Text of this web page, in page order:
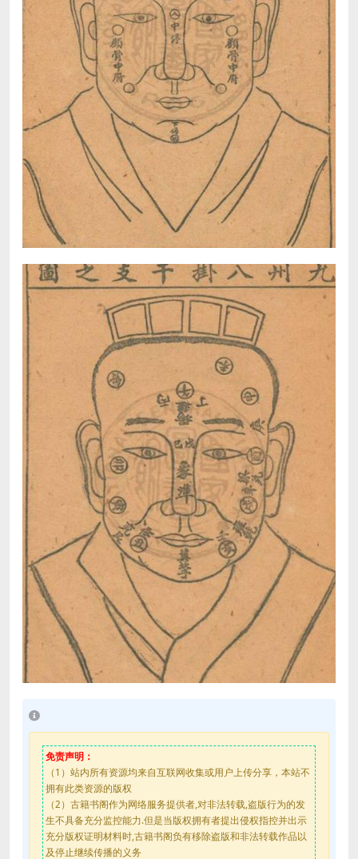
免责声明：
（1）站内所有资源均来自互联网收集或用户上传分享，本站不
拥有此类资源的版权
（2）古籍书阁作为网络服务提供者,对非法转载,盗版行为的发
生不具备充分监控能力.但是当版权拥有者提出侵权指控并出示
充分版权证明材料时,古籍书阁负有移除盗版和非法转载作品以
及停止继续传播的义务